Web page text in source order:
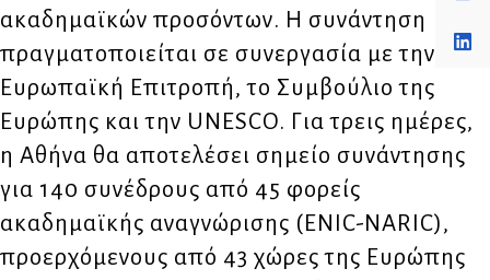
ακαδημαϊκών προσόντων. Η συνάντηση
πραγματοποιείται σε συνεργασία με την
Ευρωπαϊκή Επιτροπή, το Συμβούλιο της
Ευρώπης και την UNESCO. Για τρεις ημέρες,
η Αθήνα θα αποτελέσει σημείο συνάντησης
για 140 συνέδρους από 45 φορείς
ακαδημαϊκής αναγνώρισης (ENIC-NARIC),
προερχόμενους από 43 χώρες της Ευρώπης